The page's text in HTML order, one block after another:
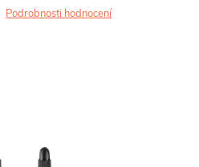
Podrobnosti hodnocení